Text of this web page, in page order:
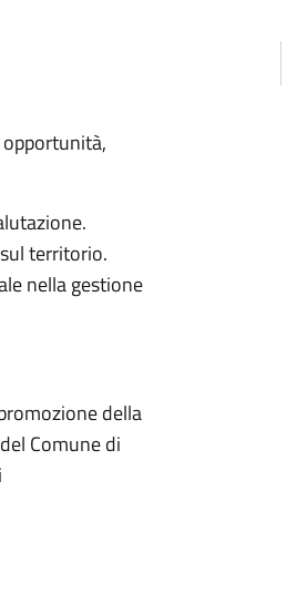
sul territorio.
nella gestione
della
Comune di